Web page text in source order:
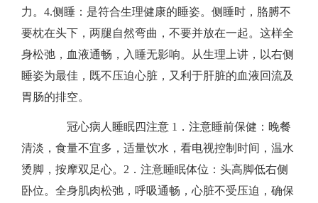
力。​4.侧睡：是符合生理健康的睡姿。侧睡时，胳膊不
要枕在头下，两腿自然弯曲，不要并放在一起。这样全
身松弛，血液通畅，入睡无影响。从生理上讲，以右侧
睡姿为最佳，既不压迫心脏，又利于肝脏的血液回流及
胃肠的排空。
​​ 冠心病人睡眠四注意 ​1．注意睡前保健：晚餐
清淡，食量不宜多，适量饮水，看电视控制时间，温水
烫脚，按摩双足心。​2．注意睡眠体位：头高脚低右侧
卧位。全身肌肉松弛，呼吸通畅，心脏不受压迫，确保